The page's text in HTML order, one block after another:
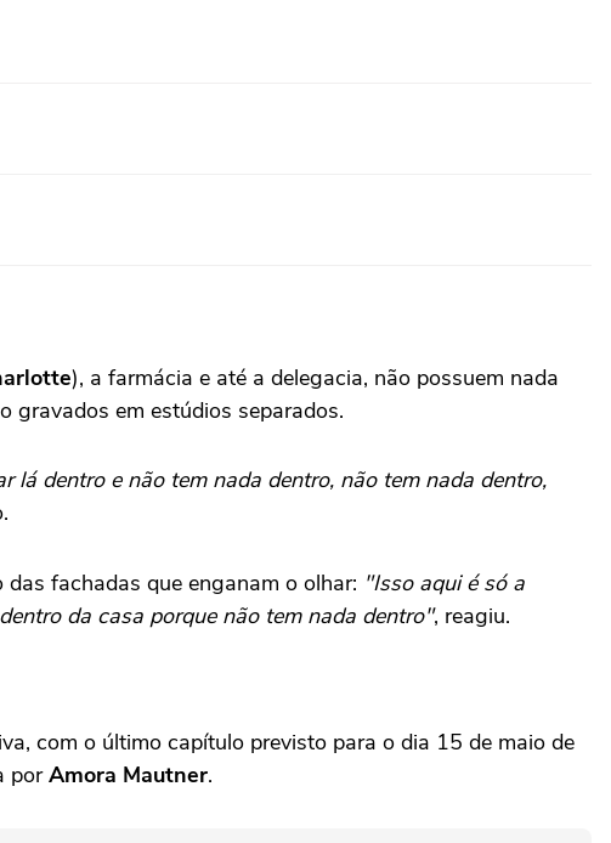
), a farmácia e até a delegacia, não possuem nada
gravados em estúdios separados.
lá dentro e não tem nada dentro, não tem nada dentro,
fachadas que enganam o olhar: "Isso aqui é só a
da casa porque não tem nada dentro", reagiu.
com o último capítulo previsto para o dia 15 de maio de
porAmora Mautner.